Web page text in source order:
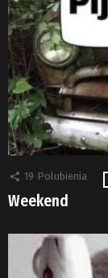
19 Polubienia
Weekend